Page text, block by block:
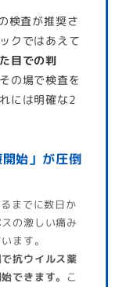
検査が推奨さ
クではあえて
目での判
の場で検査を
には明確な2
始」が圧倒
までに数日か
の激しい痛み
ます。
抗ウイルス薬
できます。 こ